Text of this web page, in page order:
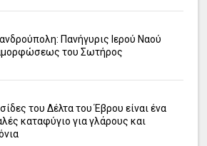
Πανήγυρις Ιερού Ναού
του Σωτήρος
του Δέλτα του Έβρου είναι ένα
καταφύγιο για γλάρους και